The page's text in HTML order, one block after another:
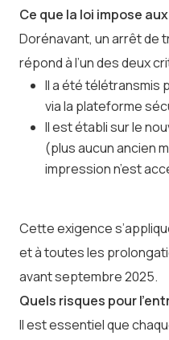
Ce que la loi impose
Dorénavant, un arrêt de
répond à l’un des deux
Il a été télétransmis
via la plateforme
Il est établi sur le
(plus aucun ancien
impression n’est
Cette exigence
et à toutes les
avant septembre 2025.
Quels risques pour
Il est essentiel que